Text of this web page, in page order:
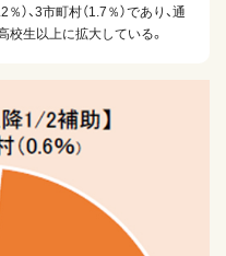
）、3市町村（1.7％）であり、通
校生以上に拡大している。